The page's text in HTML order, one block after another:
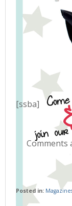
[ssba]
Comments
Posted in: